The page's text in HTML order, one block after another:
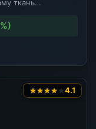
ткань…
4.1